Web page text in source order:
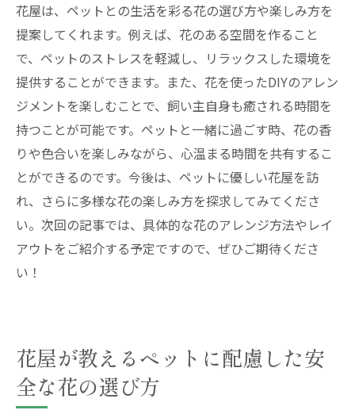
花屋は、ペットとの生活を彩る花の選び方や楽しみ方を
提案してくれます。例えば、花のある空間を作ること
で、ペットのストレスを軽減し、リラックスした環境を
提供することができます。また、花を使ったDIYのアレン
ジメントを楽しむことで、飼い主自身も癒される時間を
持つことが可能です。ペットと一緒に過ごす時、花の香
りや色合いを楽しみながら、心温まる時間を共有するこ
とができるのです。今後は、ペットに優しい花屋を訪
れ、さらに多様な花の楽しみ方を探求してみてくださ
い。次回の記事では、具体的な花のアレンジ方法やレイ
アウトをご紹介する予定ですので、ぜひご期待くださ
い！
花屋が教えるペットに配慮した安
全な花の選び方